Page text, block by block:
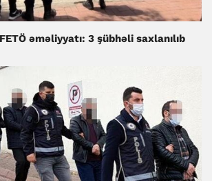
əməliyyatı: 3 şübhəli saxlanılıb